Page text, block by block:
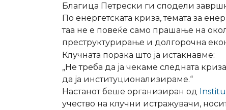
Благица Петрески ги сподели
По енергетската криза, темата за
таа не е повеќе само прашање на
преструктурирање и долгорочна
Клучната порака што ја истакнавме:
„Не треба да ја чекаме следната
да ја институционализираме.“
Настанот беше организиран од
учество на клучни истражувачи,